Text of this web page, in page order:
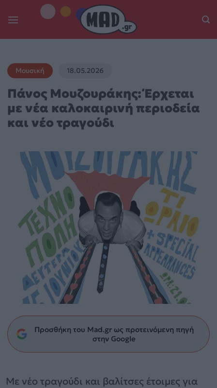
Μουσική 18.05.2026
Πάνος Μουζουράκης: Έρχεται
με νέα καλοκαιρινή περιοδεία
και νέο τραγούδι
Προσθήκη του Mad.gr ως προτεινόμενη πηγή
στην Google
Με νέο τραγούδι και βαλίτσες έτοιμες για